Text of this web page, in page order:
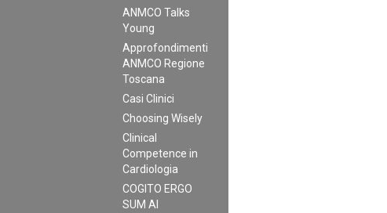
ANMCO Talks
Young
Approfondimenti
ANMCO Regione
Toscana
Casi Clinici
Choosing Wisely
Clinical
Competence in
Cardiologia
COGITO ERGO
SUM AI